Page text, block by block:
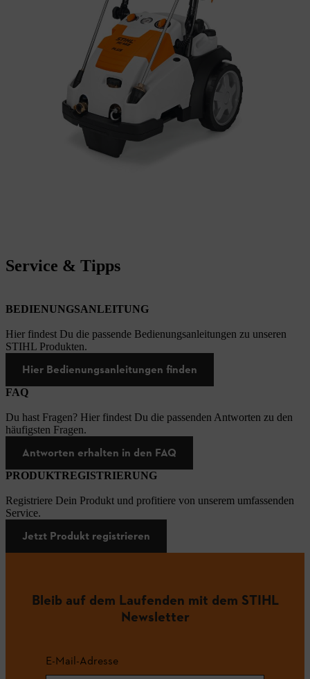
Service & Tipps
BEDIENUNGSANLEITUNG
Hier findest Du die passende Bedienungsanleitungen zu unseren
STIHL Produkten.
Hier Bedienungsanleitungen finden
FAQ
Du hast Fragen? Hier findest Du die passenden Antworten zu den
häufigsten Fragen.
Antworten erhalten in den FAQ
PRODUKTREGISTRIERUNG
Registriere Dein Produkt und profitiere von unserem umfassenden
Service.
Jetzt Produkt registrieren
Bleib auf dem Laufenden mit dem STIHL
Newsletter
E-Mail-Adresse